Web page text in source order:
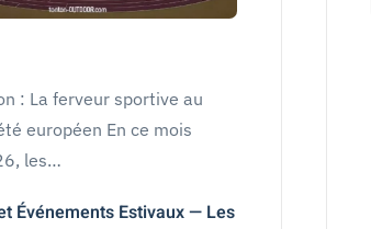
: La ferveur sportive au
européen En ce mois
les…
Événements Estivaux — Les